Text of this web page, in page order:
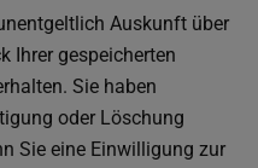
Auskunft über
Ihrer gespeicherten
Sie haben
oder Löschung
Sie eine Einwilligung zur